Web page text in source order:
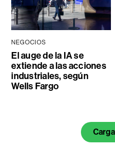
NEGOCIOS
El auge de la IA se
extiende a las acciones
industriales, según
Wells Fargo